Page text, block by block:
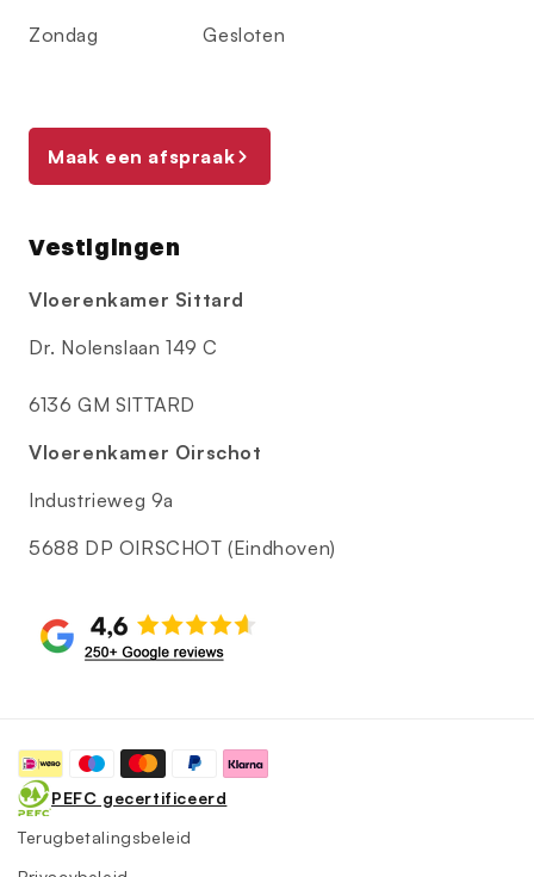
Zondag
Gesloten
Maak een afspraak
Vestigingen
Vloerenkamer Sittard
Dr. Nolenslaan 149 C
6136 GM SITTARD
Vloerenkamer Oirschot
Industrieweg 9a
5688 DP OIRSCHOT (Eindhoven)
PEFC gecertificeerd
Terugbetalingsbeleid
Betaalmethoden